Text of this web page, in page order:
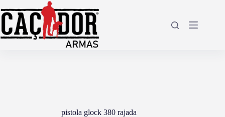
para
conteúdo
pistola glock 380 rajada